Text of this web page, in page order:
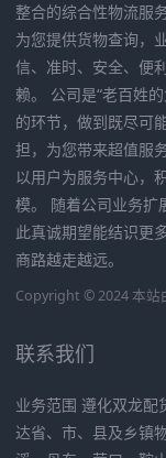
整合的综合性物流服
为您提供货物查询，
信、准时、安全、便
赖。 公司是“老百姓
的环节，做到既尽可
担，为您带来超值服
以用户为服务中心，
模。 随着公司业务扩
此真诚期望能结识更
商路越走越远。
Copyright © 2024 本站
联系我们
业务范围 遵化双龙配
达省、市、县及乡镇